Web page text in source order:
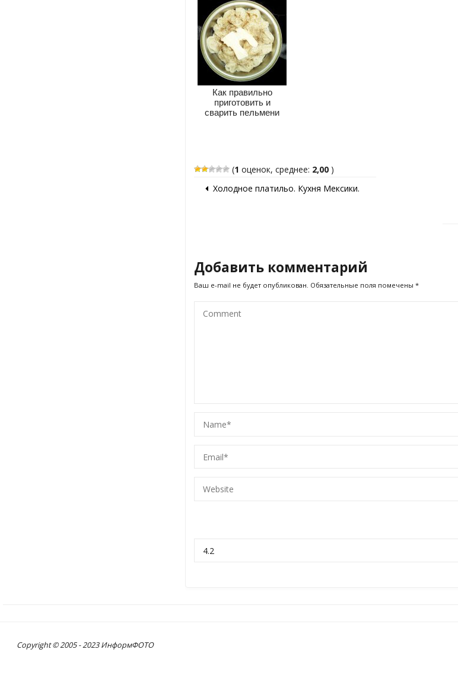
Как правильно
приготовить и
сварить пельмени
(1 оценок, среднее: 2,00 )
Холодное платильо. Кухня Мексики.
Добавить комментарий
Ваш e-mail не будет опубликован. Обязательные поля помечены*
Copyright © 2005 - 2023 ИнформФОТО